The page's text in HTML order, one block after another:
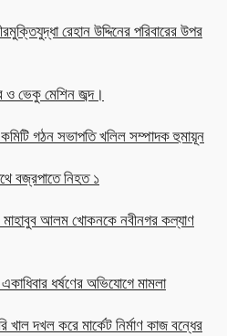
রেহান উদ্দিনের পরিবারের উপর
ও ভেকু মেশিন জব্দ।
গঠন সভাপতি খলিল সম্পাদক হুমায়ূন
বজ্রপাতে নিহত ১
মাহাবুব আলম খোকনকে নবীনগর কল্যাণ
ধর্ষণের অভিযোগে মামলা
খাল দখল করে মার্কেট নির্মাণ কাজ বন্ধের